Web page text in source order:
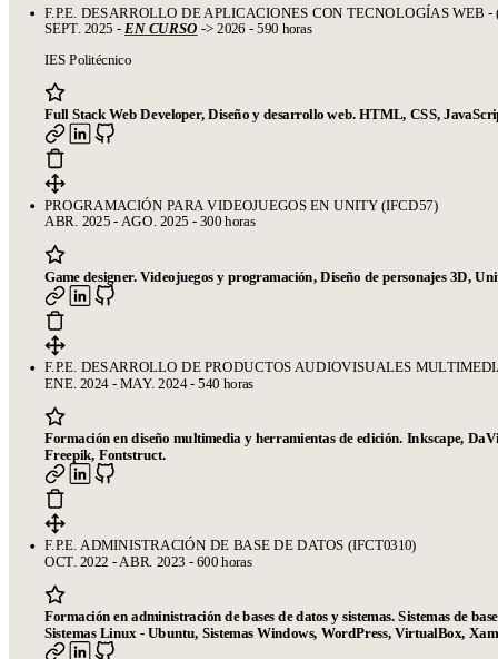
F.P.E. DESARROLLO DE APLICACIONES CON TECNOLOGÍAS WEB -
SEPT. 2025 - EN CURSO -> 2026 - 590 horas
IES Politécnico
Full Stack Web Developer, Diseño y desarrollo web. HTML, CSS,
PROGRAMACIÓN PARA VIDEOJUEGOS EN UNITY (IFCD57)
ABR. 2025 - AGO. 2025 - 300 horas
Game designer. Videojuegos y programación, Diseño de personajes 3D,
F.P.E. DESARROLLO DE PRODUCTOS AUDIOVISUALES
ENE. 2024 - MAY. 2024 - 540 horas
Formación en diseño multimedia y herramientas de edición. Inkscape,
Freepik, Fontstruct.
F.P.E. ADMINISTRACIÓN DE BASE DE DATOS (IFCT0310)
OCT. 2022 - ABR. 2023 - 600 horas
Formación en administración de bases de datos y sistemas. Sistemas de
Sistemas Linux - Ubuntu, Sistemas Windows, WordPress, VirtualBox,
Páginas